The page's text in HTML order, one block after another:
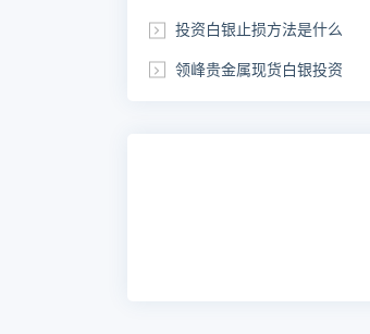
投资白银止损方法是什么
领峰贵金属现货白银投资